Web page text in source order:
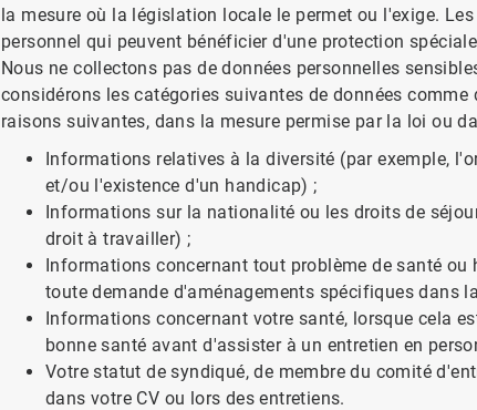
la mesure où la législation locale le permet ou l'exige.
personnel qui peuvent bénéficier d'une protection
Nous ne collectons pas de données personnelles
considérons les catégories suivantes de données
raisons suivantes, dans la mesure permise par la loi ou
Informations relatives à la diversité (par exemple,
et/ou l'existence d'un handicap) ;
Informations sur la nationalité ou les droits de
droit à travailler) ;
Informations concernant tout problème de santé
toute demande d'aménagements spécifiques dans
Informations concernant votre santé, lorsque cela
bonne santé avant d'assister à un entretien en
Votre statut de syndiqué, de membre du comité
dans votre CV ou lors des entretiens.